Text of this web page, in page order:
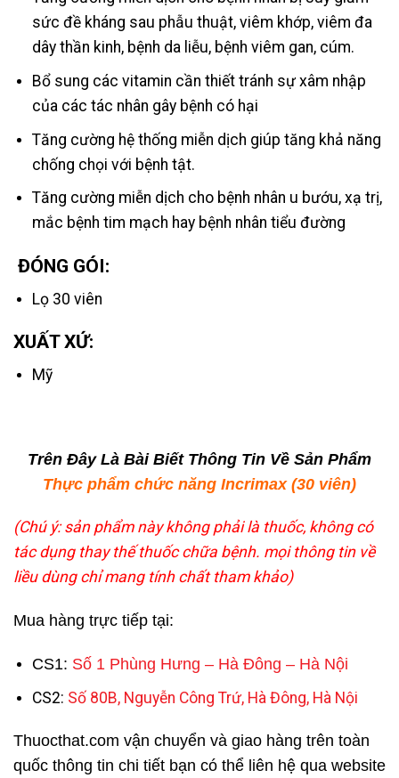
sức đề kháng sau phẫu thuật, viêm khớp, viêm đa
dây thần kinh, bệnh da liễu, bệnh viêm gan, cúm.
Bổ sung các vitamin cần thiết tránh sự xâm nhập
của các tác nhân gây bệnh có hại
Tăng cường hệ thống miễn dịch giúp tăng khả năng
chống chọi với bệnh tật.
Tăng cường miễn dịch cho bệnh nhân u bướu, xạ trị,
mắc bệnh tim mạch hay bệnh nhân tiểu đường
ĐÓNG GÓI:
Lọ 30 viên
XUẤT XỨ:
Mỹ
Trên Đây Là Bài Biết Thông Tin Về Sản Phẩm
Thực phẩm chức năng Incrimax (30 viên)
(Chú ý: sản phẩm này không phải là thuốc, không có
tác dụng thay thế thuốc chữa bệnh. mọi thông tin về
liều dùng chỉ mang tính chất tham khảo)
Mua hàng trực tiếp tại:
CS1: Số 1 Phùng Hưng – Hà Đông – Hà Nội
CS2: Số 80B, Nguyễn Công Trứ, Hà Đông, Hà Nội
Thuocthat.com vận chuyển và giao hàng trên toàn
quốc thông tin chi tiết bạn có thể liên hệ qua website